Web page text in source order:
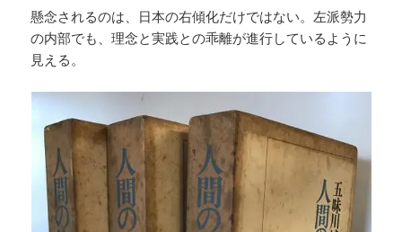
懸念されるのは、日本の右傾化だけではない。左派勢力
の内部でも、理念と実践との乖離が進行しているように
見える。